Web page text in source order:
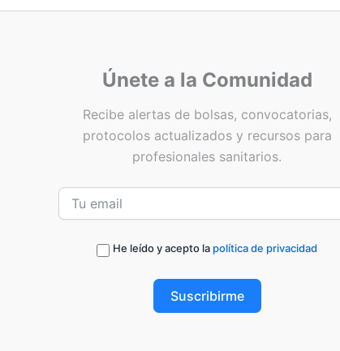
Únete a la Comunidad
Recibe alertas de bolsas, convocatorias,
protocolos actualizados y recursos para
profesionales sanitarios.
He leído y acepto la política de privacidad
Suscribirme